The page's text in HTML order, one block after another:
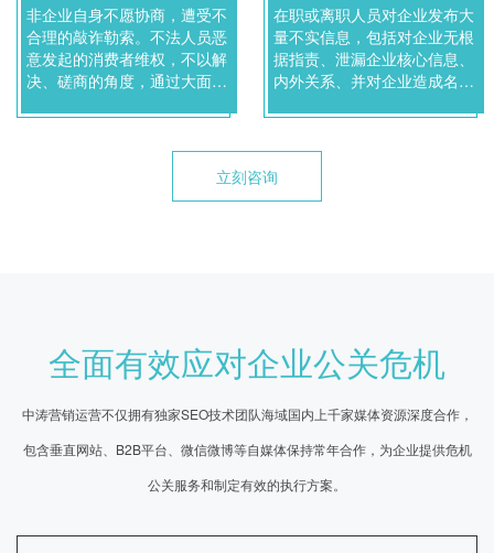
非企业自身不愿协商，遭受不
合理的敲诈勒索。不法人员恶
意发起的消费者维权，不以解
决、磋商的角度，通过大面积
纷行为。
在职或离职人员对企业发布大
量不实信息，包括对企业无根
据指责、泄漏企业核心信息、
内外关系、并对企业造成名
为。
立刻咨询
全面有效应对企业公关危机
中涛营销运营不仅拥有独家SEO技术团队海域国内上千家媒体资源深度合作，
包含垂直网站、B2B平台、微信微博等自媒体保持常年合作，为企业提供危机
公关服务和制定有效的执行方案。